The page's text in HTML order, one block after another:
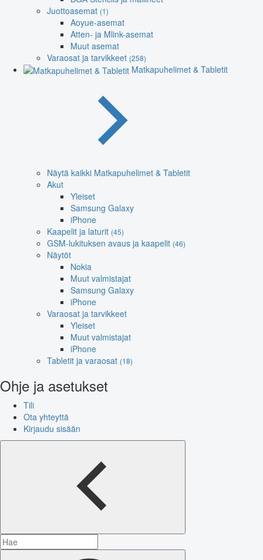
Juottoasemat (1)
Aoyue-asemat
Atten- ja Mlink-asemat
Muut asemat
Varaosat ja tarvikkeet (258)
Matkapuhelimet & Tabletit
Näytä kaikki Matkapuhelimet & Tabletit
Akut
Yleiset
Samsung Galaxy
iPhone
Kaapelit ja laturit (45)
GSM-lukituksen avaus ja kaapelit (46)
Näytöt
Nokia
Muut valmistajat
Samsung Galaxy
iPhone
Varaosat ja tarvikkeet
Yleiset
Muut valmistajat
iPhone
Tabletit ja varaosat (18)
Ohje ja asetukset
Tili
Ota yhteyttä
Kirjaudu sisään